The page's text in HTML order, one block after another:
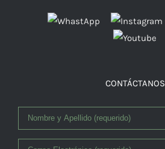
CONTÁCTANOS